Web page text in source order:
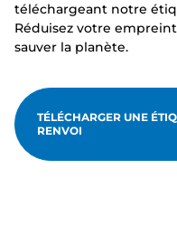
téléchargeant notre
Réduisez votre
sauver la planète.
TÉLÉCHARGER UNE
RENVOI